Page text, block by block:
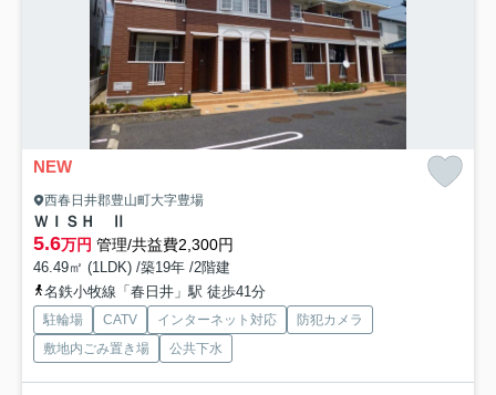
NEW
西春日井郡豊山町大字豊場
ＷＩＳＨ Ⅱ
5.6万円 管理/共益費2,300円
46.49㎡ (1LDK) /築19年 /2階建
名鉄小牧線「春日井」駅 徒歩41分
駐輪場 CATV インターネット対応
防犯カメラ
敷地内ごみ置き場
公共下水